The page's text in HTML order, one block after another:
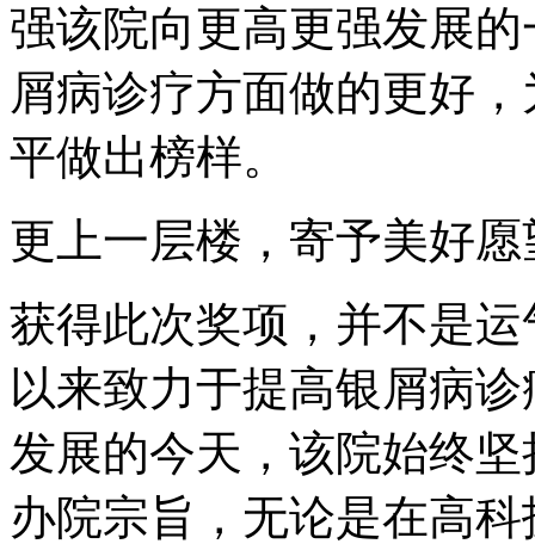
强该院向更高更强发展
屑病诊疗方面做的更好
平做出榜样。
更上一层楼，寄予美好愿
获得此次奖项，并不是
以来致力于提高银屑病
发展的今天，该院始终
办院宗旨，无论是在高